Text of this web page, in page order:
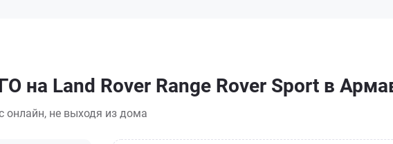
на Land Rover Range Rover Sport в
онлайн, не выходя из дома